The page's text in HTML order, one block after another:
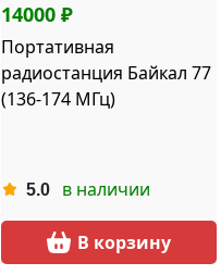
14000 ₽
Портативная
радиостанция Байкал 77
(136-174 МГц)
5.0 в наличии
В корзину